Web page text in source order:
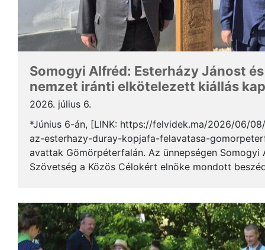
Somogyi Alfréd: Esterházy Jánost
nemzet iránti elkötelezett kiállás
2026. július 6.
*Június 6-án, [LINK: https://felvidek.ma/2026/06/
az-esterhazy-duray-kopjafa-felavatasa-
avattak Gömörpéterfalán. Az ünnepségen
Szövetség a Közös Célokért elnöke mondott